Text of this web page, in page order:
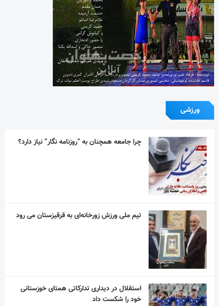
ورزشی
چرا جامعه همچنان به “روزنامه نگار” نیاز دارد؟
تیم ملی ورزش زورخانه‌ای به قرقیزستان می رود
استقلال در دیداری تدارکاتی همتای خوزستانی
خود را شکست داد